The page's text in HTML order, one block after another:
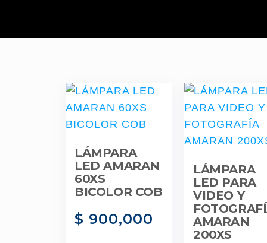
LÁMPARA
LED AMARAN
60XS
BICOLOR COB
$ 900,000
LÁMPARA
LED PARA
VIDEO Y
AMARAN
200XS